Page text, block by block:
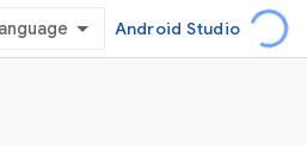
Android Studio